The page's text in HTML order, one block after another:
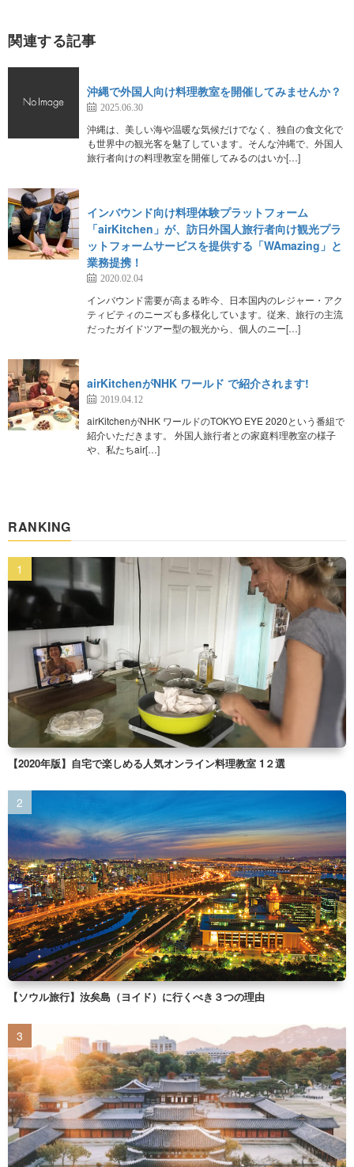
関連する記事
沖縄で外国人向け料理教室を開催してみませんか？
2025.06.30
沖縄は、美しい海や温暖な気候だけでなく、独自の食文化で
も世界中の観光客を魅了しています。そんな沖縄で、外国人
旅行者向けの料理教室を開催してみるのはいか[…]
インバウンド向け料理体験プラットフォーム
「airKitchen」が、訪日外国人旅行者向け観光プラ
ットフォームサービスを提供する「WAmazing」と
業務提携！
2020.02.04
インバウンド需要が高まる昨今、日本国内のレジャー・アク
ティビティのニーズも多様化しています。従来、旅行の主流
だったガイドツアー型の観光から、個人のニー[…]
airKitchenがNHK ワールド で紹介されます!
2019.04.12
airKitchenがNHK ワールドのTOKYO EYE 2020という番組で
紹介いただきます。 外国人旅行者との家庭料理教室の様子
や、私たちair[…]
RANKING
【2020年版】自宅で楽しめる人気オンライン料理教室 1２選
【ソウル旅行】汝矣島（ヨイド）に行くべき３つの理由